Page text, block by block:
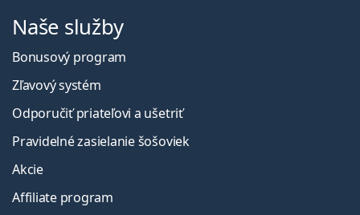
Naše služby
Bonusový program
Zľavový systém
Odporučiť priateľovi a ušetriť
Pravidelné zasielanie šošoviek
Akcie
Affiliate program